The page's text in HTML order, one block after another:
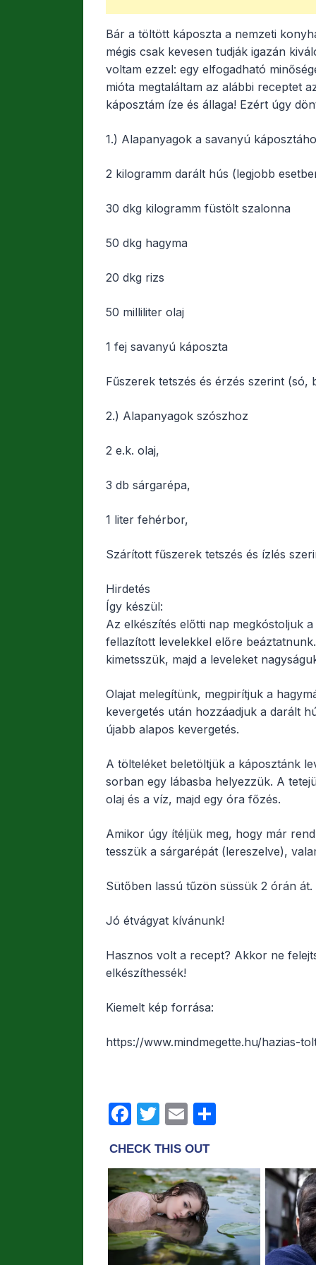
Bár a töltött káposzta a nemzeti
mégis csak kevesen tudják igazán
voltam ezzel: egy elfogadható
mióta megtaláltam az alábbi receptet
káposztám íze és állaga! Ezért úgy
1.) Alapanyagok a savanyú
2 kilogramm darált hús (legjobb
30 dkg kilogramm füstölt szalonna
50 dkg hagyma
20 dkg rizs
50 milliliter olaj
1 fej savanyú káposzta
Fűszerek tetszés és érzés szerint (só,
2.) Alapanyagok szószhoz
2 e.k. olaj,
3 db sárgarépa,
1 liter fehérbor,
Szárított fűszerek tetszés és ízlés
Hirdetés
Így készül:
Az elkészítés előtti nap megkóstoljuk
fellazított levelekkel előre
kimetsszük, majd a leveleket
Olajat melegítünk, megpirítjuk a
kevergetés után hozzáadjuk a darált
újabb alapos kevergetés.
A tölteléket beletöltjük a káposztánk
sorban egy lábasba helyezzük. A
olaj és a víz, majd egy óra főzés.
Amikor úgy ítéljük meg, hogy már
tesszük a sárgarépát (lereszelve),
Sütőben lassú tűzön süssük 2 órán
Jó étvágyat kívánunk!
Hasznos volt a recept? Akkor ne
elkészíthessék!
Kiemelt kép forrása:
https://www.mindmegette.hu/hazias-
F
c
e
b
o
o
T
itt
er
E
ail
z
a
m
e